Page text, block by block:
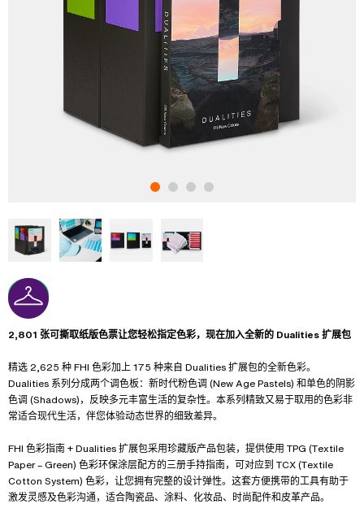
2,801 张可撕取纸版色票让您轻松指定色彩，现在加入全新的 Dualities 扩展包
精选 2,625 种 FHI 色彩加上 175 种来自 Dualities 扩展包的全新色彩。
Dualities 系列分成两个调色板：新时代粉色调 (New Age Pastels) 和单色的阴影
色调 (Shadows)，反映多元丰富生活的复杂性。本系列精致又易于取用的色彩非
常适合现代生活，伴您体验动态世界的细致差异。
FHI 色彩指南 + Dualities 扩展包采用珍藏版产品包装，提供使用 TPG (Textile
Paper – Green) 色彩环保涂层配方的三册手持指南，可对应到 TCX (Textile
Cotton System) 色彩，让您拥有完整的设计弹性。这套方便携带的工具有助于
激发灵感及色彩沟通，适合陶瓷品、涂料、化妆品、时尚配件和皮革产品。